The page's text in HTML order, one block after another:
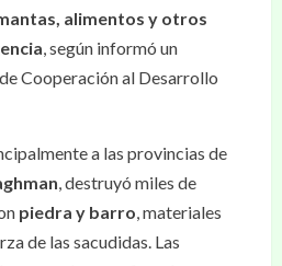
alimentos y otros
, según informó un
Cooperación al Desarrollo
a las provincias de
, destruyó miles de
piedra y barro, materiales
de las sacudidas. Las